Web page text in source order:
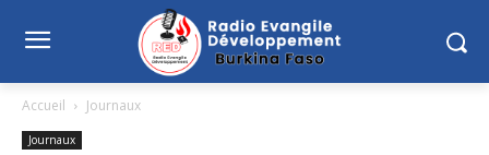
Accueil Journaux
Journaux